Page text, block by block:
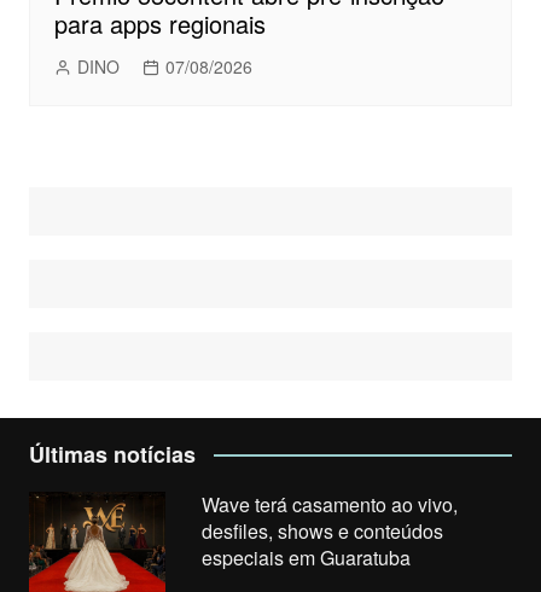
para apps regionais
DINO 07/08/2026
Últimas notícias
Wave terá casamento ao vivo,
desfiles, shows e conteúdos
especiais em Guaratuba